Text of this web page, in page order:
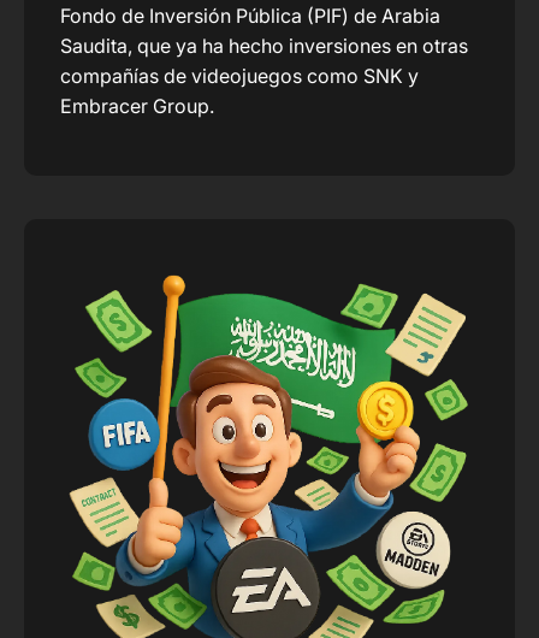
Fondo de Inversión Pública (PIF) de Arabia
Saudita, que ya ha hecho inversiones en otras
compañías de videojuegos como SNK y
Embracer Group.